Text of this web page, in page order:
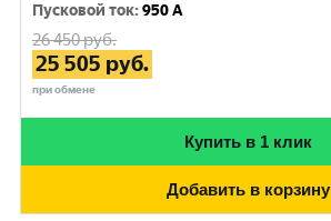
Пусковой ток:950 A
26 450руб.
25 505 руб.
при обмене
Купить в 1 клик
Добавить в корзину